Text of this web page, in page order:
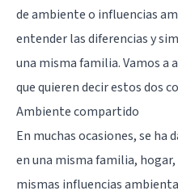
de ambiente o influencias
entender las diferencias y
una misma familia. Vamos a
que quieren decir estos dos
Ambiente compartido
En muchas ocasiones, se ha
en una misma familia,
mismas influencias